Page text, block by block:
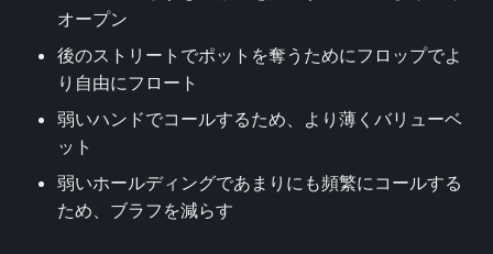
オープン
後のストリートでポットを奪うためにフロップでよ
り自由にフロート
弱いハンドでコールするため、より薄くバリューベ
ット
弱いホールディングであまりにも頻繁にコールする
ため、ブラフを減らす